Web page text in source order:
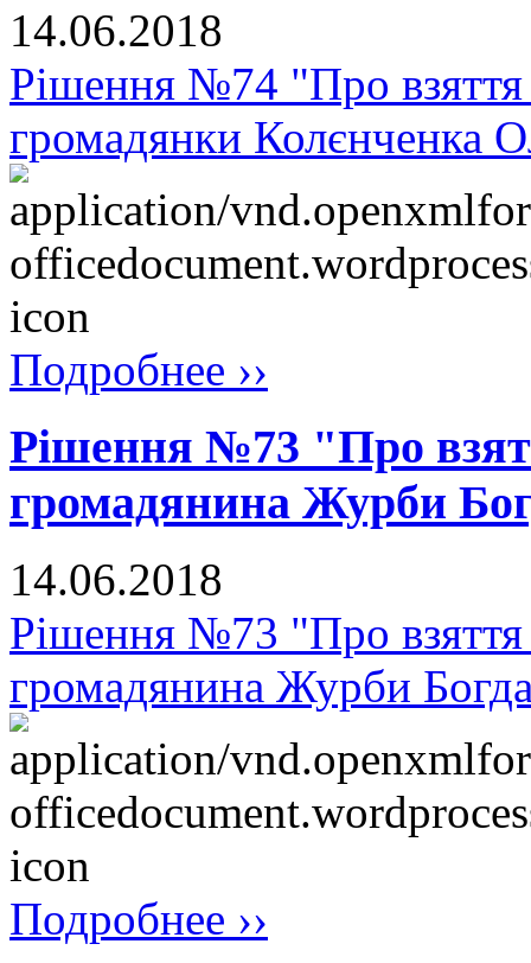
14.06.2018
Рішення №74 "Про взяття
громадянки Колєнченка
Подробнее ››
Рішення №73 "Про
громадянина Журби
14.06.2018
Рішення №73 "Про взяття
громадянина Журби
Подробнее ››